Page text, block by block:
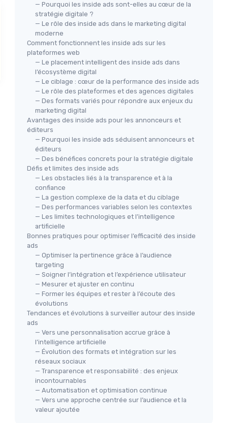
— Pourquoi les inside ads sont-elles au cœur de la
stratégie digitale ?
— Le rôle des inside ads dans le marketing digital
moderne
Comment fonctionnent les inside ads sur les
plateformes web
— Le placement intelligent des inside ads dans
l’écosystème digital
— Le ciblage : cœur de la performance des inside ads
— Le rôle des plateformes et des agences digitales
— Des formats variés pour répondre aux enjeux du
marketing digital
Avantages des inside ads pour les annonceurs et
éditeurs
— Pourquoi les inside ads séduisent annonceurs et
éditeurs
— Des bénéfices concrets pour la stratégie digitale
Défis et limites des inside ads
— Les obstacles liés à la transparence et à la
confiance
— La gestion complexe de la data et du ciblage
— Des performances variables selon les contextes
— Les limites technologiques et l’intelligence
artificielle
Bonnes pratiques pour optimiser l’efficacité des inside
ads
— Optimiser la pertinence grâce à l’audience
targeting
— Soigner l’intégration et l’expérience utilisateur
— Mesurer et ajuster en continu
— Former les équipes et rester à l’écoute des
évolutions
Tendances et évolutions à surveiller autour des inside
ads
— Vers une personnalisation accrue grâce à
l’intelligence artificielle
— Évolution des formats et intégration sur les
réseaux sociaux
— Transparence et responsabilité : des enjeux
incontournables
— Automatisation et optimisation continue
— Vers une approche centrée sur l’audience et la
valeur ajoutée